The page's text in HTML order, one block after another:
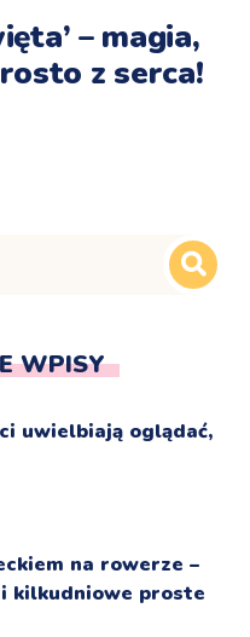
– magia,
z serca!
WPISY
uwielbiają oglądać,
na rowerze –
kilkudniowe proste